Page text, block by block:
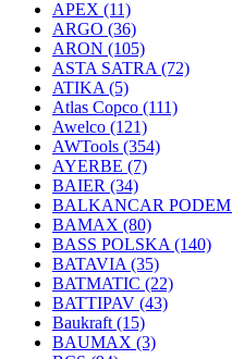
APEX (11)
ARGO (36)
ARON (105)
ASTA SATRA (72)
ATIKA (5)
Atlas Copco (111)
Awelco (121)
AWTools (354)
AYERBE (7)
BAIER (34)
BALKANCAR PODEM
BAMAX (80)
BASS POLSKA (140)
BATAVIA (35)
BATMATIC (22)
BATTIPAV (43)
Baukraft (15)
BAUMAX (3)